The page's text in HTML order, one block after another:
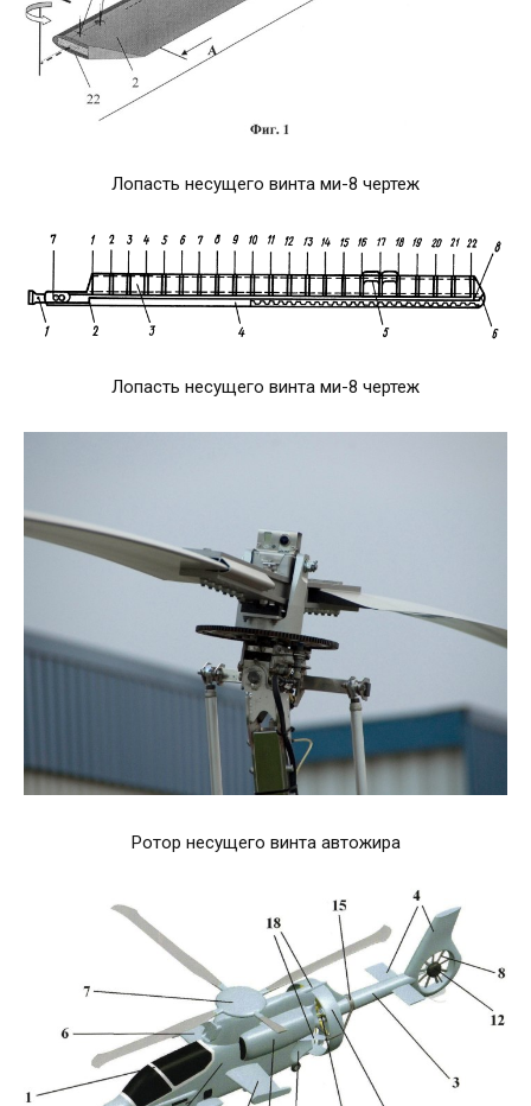
Лопасть несущего винта ми-8 чертеж
Лопасть несущего винта ми-8 чертеж
Ротор несущего винта автожира